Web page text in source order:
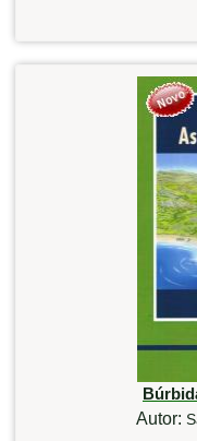
Autor: